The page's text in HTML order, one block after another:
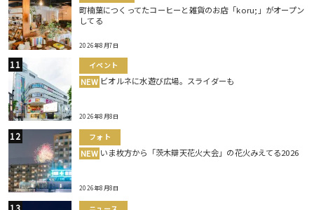
町楠葉につくってたコーヒーと雑貨のお店「koru;」がオープン
してる
2026年8月7日
イベント
NEW ビオルネに水遊び広場。スライダーも
2026年8月8日
フォト
NEW いま枚方から「茨木辯天花火大会」の花火みえてる2026
2026年8月8日